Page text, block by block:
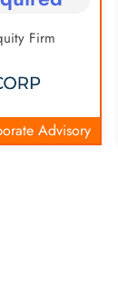
Firm
Advisory